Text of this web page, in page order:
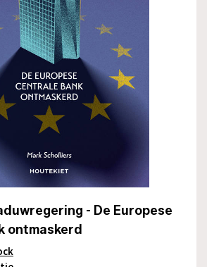
- De Europese
ontmaskerd